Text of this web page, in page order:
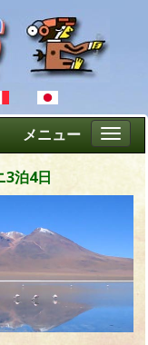
メニュー
3泊4日